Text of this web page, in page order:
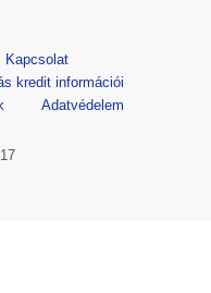
Kapcsolat
kredit információi
Adatvédelem